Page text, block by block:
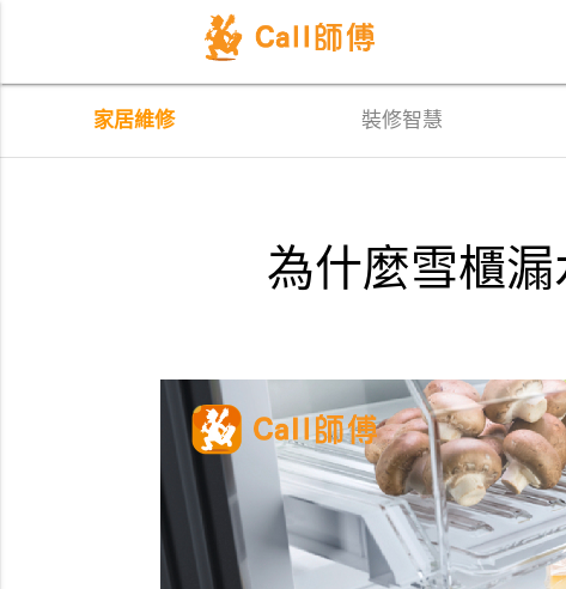
家居維修 裝修智慧
為什麼雪櫃